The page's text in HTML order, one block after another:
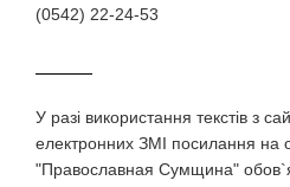
(0542) 22-24-53
У разi використання текстiв з
електронних ЗМI посилання на
"Православная Сумщина"